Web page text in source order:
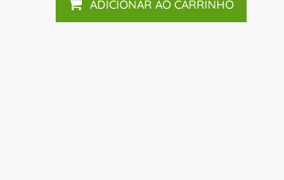
ADICIONAR AO CARRINHO